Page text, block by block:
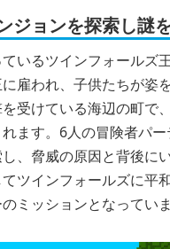
ジョンを探索し謎
いるツインフォールズ
雇われ、子供たちが姿
受けている海辺の町で
ます。6人の冒険者パ
、脅威の原因と背後に
ツインフォールズに平
ミッションとなっていま